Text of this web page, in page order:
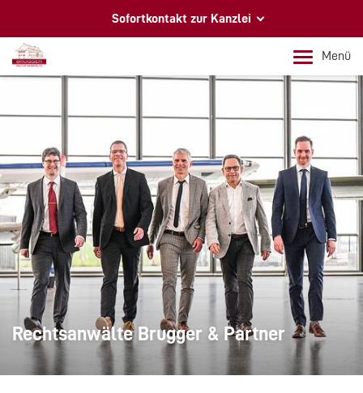
Sofortkontakt zur Kanzlei
Brugger & Partner mbB
Ihre Berater am Bodensee
Schreiben Sie uns eine E-Mail
info@ra-fn.de
Menü
Rechtsanwälte Brugger & Partner